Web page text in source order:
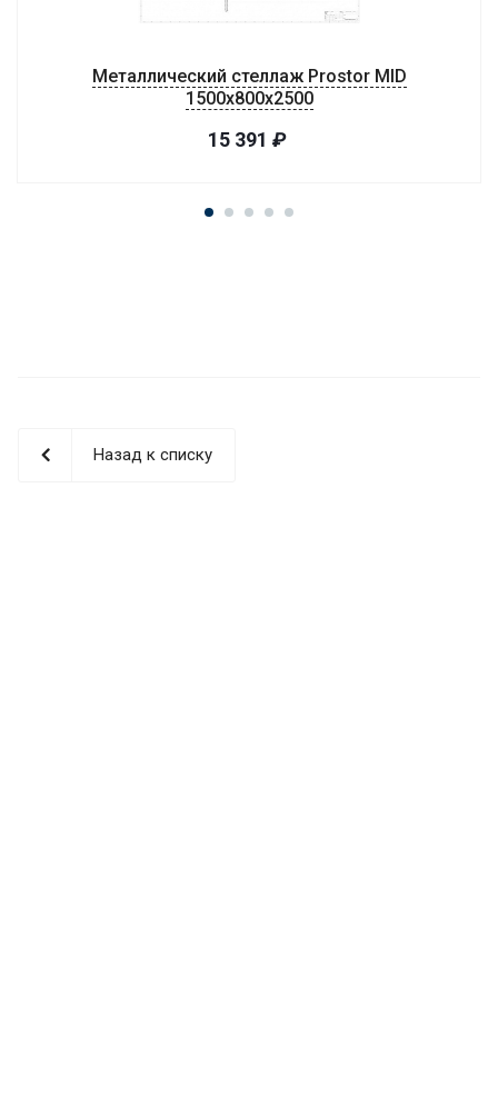
Металлический стеллаж Prostor MID
1500x800x2500
15 391 ₽
Назад к списку